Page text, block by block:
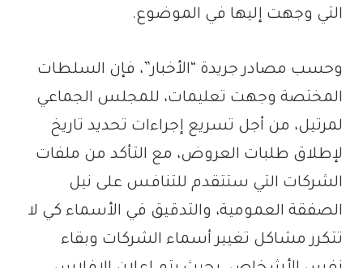
التي وجهت إليها في الموضوع.
وحسب مصادر جريدة “الأخبار”، فإن السلطات
المختصة وجهت تعليمات، للمجلس الجماعي
لمرتيل، من أجل تسريع إجراءات تحديد تاريخ
لإطلاق طلبات العروض، مع التأكد من ملفات
الشركات التي ستتقدم للتنافس على نيل
الصفقة العمومية، والتدقيق في الأسماء كي لا
تتكرر مشاكل تغيير أسماء الشركات وبقاء